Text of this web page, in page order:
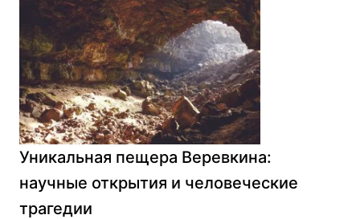
Уникальная пещера Веревкина:
научные открытия и человеческие
трагедии